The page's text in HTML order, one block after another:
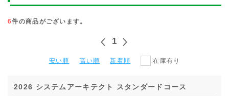
6件の商品がございます。
1
安い順 高い順 新着順 在庫有り
2026 システムアーキテクト スタンダードコース